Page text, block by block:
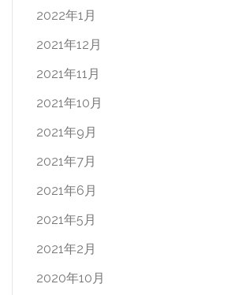
2022年1月
2021年12月
2021年11月
2021年10月
2021年9月
2021年7月
2021年6月
2021年5月
2021年2月
2020年10月